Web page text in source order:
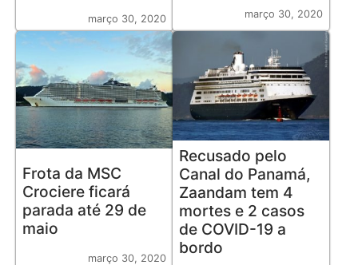
março 30, 2020 março 30, 2020
Frota da MSC
Crociere ficará
parada até 29 de
maio
março 30, 2020
Recusado pelo
Canal do Panamá,
Zaandam tem 4
mortes e 2 casos
de COVID-19 a
bordo